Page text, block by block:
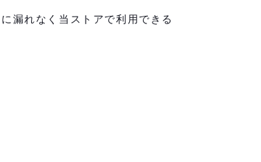
漏れなく当ストアで利用できる